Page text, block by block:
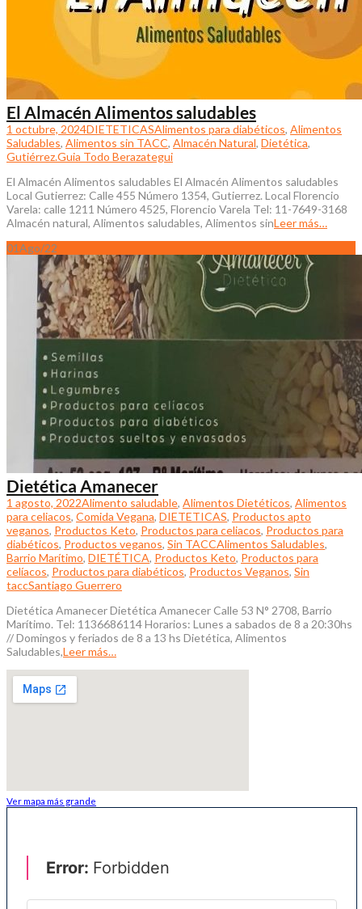
El Almacén Alimentos saludables
1 octubre, 2024DIETETICASAlimentos para diabéticos, Alimentos
Saludables, Alimentos sin TACC, Almacén Natural, Dietética,
Gutiérrez.Guia Todo Berazategui
El Almacén Alimentos saludables El Almacén Alimentos saludables
Local Gutierrez: Calle 455 Número 1354, Gutierrez. Local Florencio
Varela: calle 1211 Número 4525, Florencio Varela Tel: 11-7649-3168
Almacén natural, Alimentos saludables, Alimentos sinLeer más…
01Ago/22
Dietética Amanecer
1 agosto, 2022Alimento saludable, Alimentos Dietéticos, Alimentos
para celiacos, Comida Vegana, DIETETICAS, Productos apto
veganos, Productos Keto, Productos para celiacos, Productos para
diabéticos, Productos veganos, Sin TACCAlimentos Saludables,
Barrio Marítimo, DIETÉTICA, Productos Keto, Productos para
celíacos, Productos para diabéticos, Productos Veganos, Sin
taccSantiago Guerrero
Dietética Amanecer Dietética Amanecer Calle 53 N° 2708, Barrio
Marítimo. Tel: 1136686114 Horarios: Lunes a sabados de 8 a 20:30hs
// Domingos y feriados de 8 a 13 hs Dietética, Alimentos
Saludables,Leer más…
Ver mapa más grande